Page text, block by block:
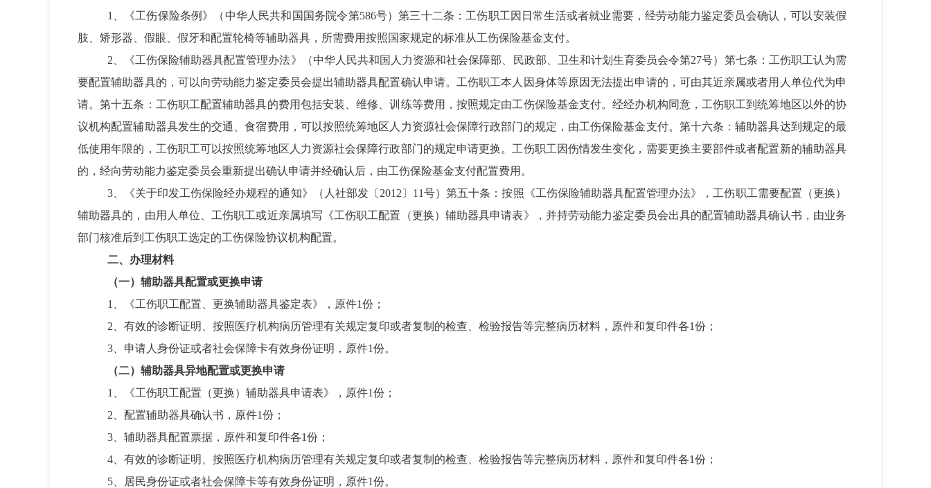
1
《工伤保险条例》（中华人民共和国国务院令第586号）第三十二条：工伤职工因日常生活或者就业需要，经劳动能力鉴定委员会确认，可以安装假
肢、矫形器、假眼、假牙和配置轮椅等辅助器具，所需费用按照国家规定的标准从工伤保险基金支付。
2
《工伤保险辅助器具配置管理办法》（中华人民共和国人力资源和社会保障部、民政部、卫生和计划生育委员会令第27号）第七条：工伤职工认为需
要配置辅助器具的，可以向劳动能力鉴定委员会提出辅助器具配置确认申请。 工伤职工本人因身体等原因无法提出申请的，可由其近亲属或者用人单位代为申
请。第十五条：工伤职工配置辅助器具的费用包括安装、维修、训练等费用，按照规定由工伤保险基金支付。经经办机构同意，工伤职工到统筹地区以外的协
议机构配置辅助器具发生的交通、食宿费用，可以按照统筹地区人力资源社会保障行政部门的规定，由工伤保险基金支付。第十六条：辅助器具达到规定的最
低使用年限的，工伤职工可以按照统筹地区人力资源社会保障行政部门的规定申请更换。工伤职工因伤情发生变化，需要更换主要部件或者配置新的辅助器具
的，经向劳动能力鉴定委员会重新提出确认申请并经确认后，由工伤保险基金支付配置费用。
3、
《关于印发工伤保险经办规程的通知》（人社部发〔2012〕11号）第五十条：按照《工伤保险辅助器具配置管理办法》，工伤职工需要配置（更换）
辅助器具的，由用人单位、工伤职工或近亲属填写《工伤职工配置（更换）辅助器具申请表》，并持劳动能力鉴定委员会出具的配置辅助器具确认书，由业务
部门核准后到工伤职工选定的工伤保险协议机构配置。
二、办理材料
（一） 辅助器具配置或更换申请
1、《工伤职工配置、更换辅助器具鉴定表》，原件1份；
2、 有效的诊断证明、按照医疗机构病历管理有关规定复印或者复制的检查、检验报告等完整病历材料，原件和复印件各1份；
3、 申请人身份证或者社会保障卡有效身份证明，原件1份。
（二） 辅助器具异地配置或更换申请
1、
《工伤职工配置（更换）辅助器具申请表》，原件1份；
2、配置辅助器具确认书 ，原件1份；
3、辅助器具配置票据，原件和复印件各1份；
4、 有效的诊断证明、按照医疗机构病历管理有关规定复印或者复制的检查、检验报告等完整病历材料，原件和复印件各1份；
5、
居民身份证或者社会保障卡等有效身份证明，原件1份。